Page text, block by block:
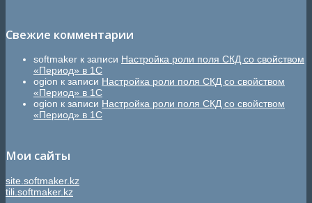
Свежие комментарии
softmaker к записи Настройка роли поля СКД со свойством
«Период» в 1С
ogion к записи Настройка роли поля СКД со свойством
«Период» в 1С
ogion к записи Настройка роли поля СКД со свойством
«Период» в 1С
Мои сайты
site.softmaker.kz
tili.softmaker.kz